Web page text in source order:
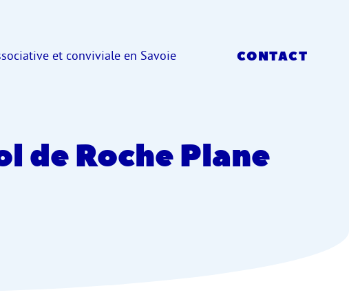
et conviviale en Savoie CONTACT
de Roche Plane